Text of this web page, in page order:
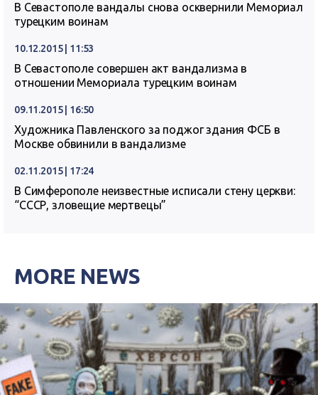
В Севастополе вандалы снова осквернили Мемориал
турецким воинам
10.12.2015 | 11:53
В Севастополе совершен акт вандализма в
отношении Мемориала турецким воинам
09.11.2015 | 16:50
Художника Павленского за поджог здания ФСБ в
Москве обвинили в вандализме
02.11.2015 | 17:24
В Симферополе неизвестные исписали стену церкви:
“СССР, зловещие мертвецы”
MORE NEWS